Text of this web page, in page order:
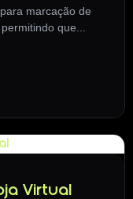
marcação de
que...
Virtual